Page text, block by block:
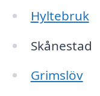
Hyltebruk
Skånestad
Grimslöv